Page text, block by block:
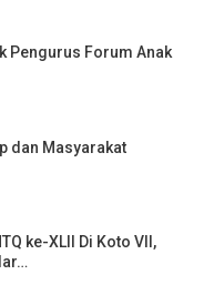
Pengurus Forum Anak
dan Masyarakat
ke-XLII Di Koto VII,